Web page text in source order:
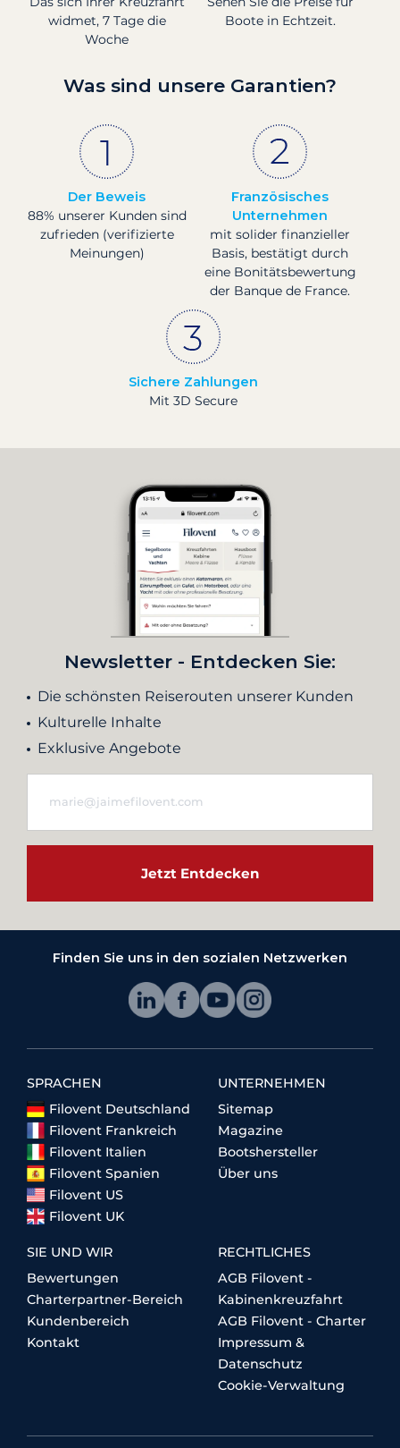
widmet, 7 Tage die
Woche
Boote in Echtzeit.
Was sind unsere Garantien?
Der Beweis
88% unserer Kunden sind
zufrieden (verifizierte
Meinungen)
Französisches
Unternehmen
mit solider finanzieller
Basis, bestätigt durch
eine Bonitätsbewertung
der Banque de France.
Sichere Zahlungen
Mit 3D Secure
Newsletter - Entdecken Sie:
Die schönsten Reiserouten unserer Kunden
Kulturelle Inhalte
Exklusive Angebote
Jetzt Entdecken
Finden Sie uns in den sozialen Netzwerken
SPRACHEN
Filovent Deutschland
Filovent Frankreich
Filovent Italien
Filovent Spanien
Filovent US
Filovent UK
UNTERNEHMEN
Sitemap
Magazine
Bootshersteller
Über uns
SIE UND WIR
Bewertungen
Charterpartner-Bereich
Kundenbereich
Kontakt
RECHTLICHES
AGB Filovent -
Kabinenkreuzfahrt
AGB Filovent - Charter
Impressum &
Datenschutz
Cookie-Verwaltung